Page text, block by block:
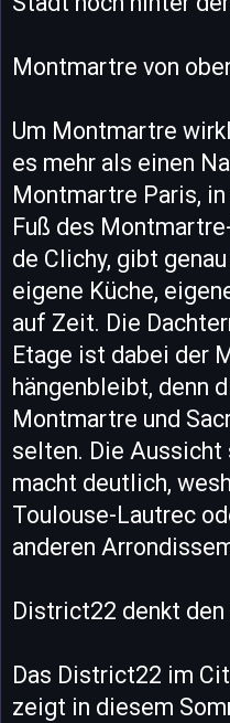
Montmartre von
Um Montmartre
es mehr als einen
Montmartre Paris,
Fuß des
de Clichy, gibt
eigene Küche,
auf Zeit. Die
Etage ist dabei der
hängenbleibt, denn
Montmartre und
selten. Die
macht deutlich,
Toulouse-Lautrec
anderen
District22 denkt den
Das District22 im
zeigt in diesem